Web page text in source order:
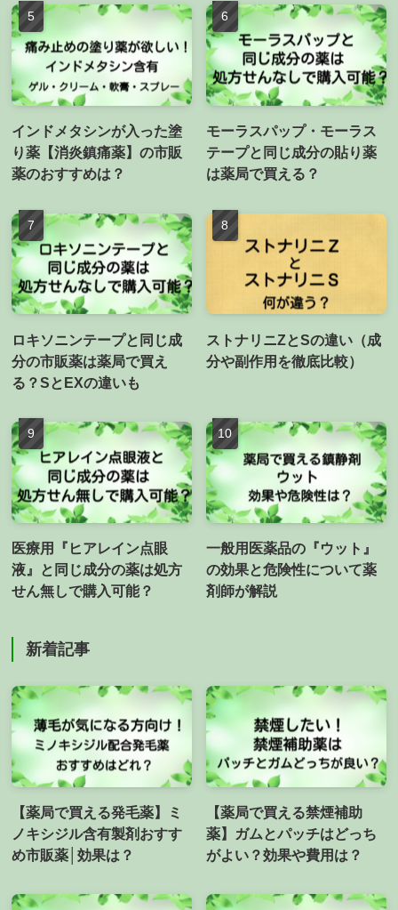
インドメタシンが入った塗
り薬【消炎鎮痛薬】の市販
薬のおすすめは？
モーラスパップ・モーラス
テープと同じ成分の貼り薬
は薬局で買える？
ロキソニンテープと同じ成
分の市販薬は薬局で買え
る？SとEXの違いも
ストナリニZとSの違い（成
分や副作用を徹底比較）
医療用『ヒアレイン点眼
液』と同じ成分の薬は処方
せん無しで購入可能？
一般用医薬品の『ウット』
の効果と危険性について薬
剤師が解説
新着記事
【薬局で買える発毛薬】ミ
ノキシジル含有製剤おすす
め市販薬│効果は？
【薬局で買える禁煙補助
薬】ガムとパッチはどっち
がよい？効果や費用は？